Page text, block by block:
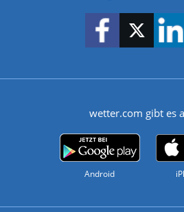
wetter.com gibt es
Android